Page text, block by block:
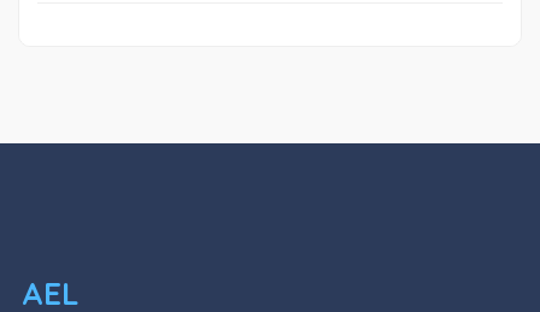
AEL